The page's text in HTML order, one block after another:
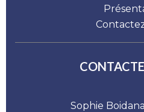
Sophie